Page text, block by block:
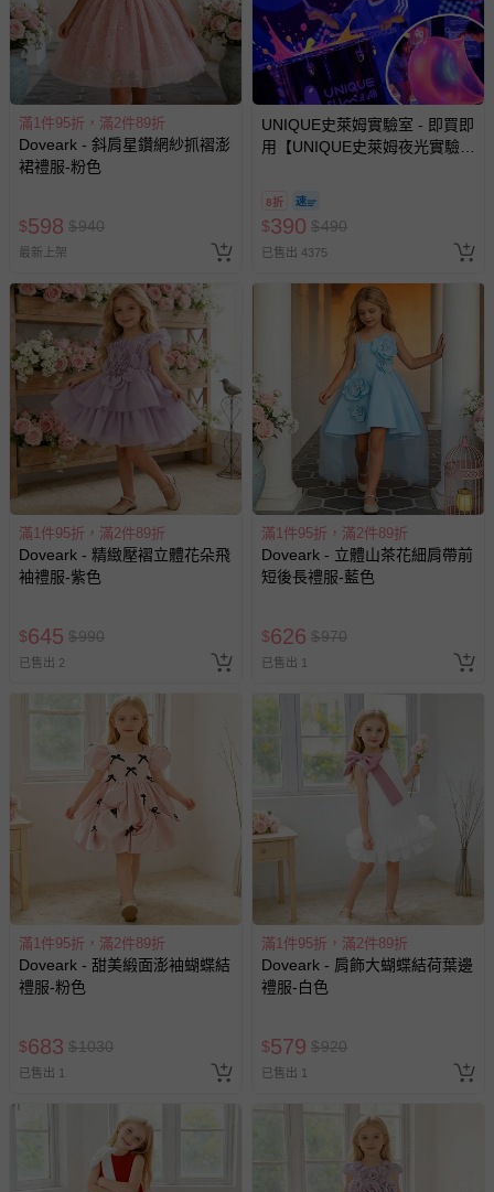
滿1件95折，滿2件89折
Doveark - 斜肩星鑽網紗抓褶澎
裙禮服-粉色
$598 $940
最新上架
UNIQUE史萊姆實驗室 - 即買即
用【UNIQUE史萊姆夜光實驗室
訂單編號兌換，逾期作廢) (大
人小孩均一價(3歲以上需購票))
8折
$390 $490
已售出 4375
滿1件95折，滿2件89折
Doveark - 精緻壓褶立體花朵飛
袖禮服-紫色
$645 $990
已售出 2
滿1件95折，滿2件89折
Doveark - 立體山茶花細肩帶前
短後長禮服-藍色
$626 $970
已售出 1
滿1件95折，滿2件89折
Doveark - 甜美緞面澎袖蝴蝶結
禮服-粉色
$683 $1030
已售出 1
滿1件95折，滿2件89折
Doveark - 肩飾大蝴蝶結荷葉邊
禮服-白色
$579 $920
已售出 1